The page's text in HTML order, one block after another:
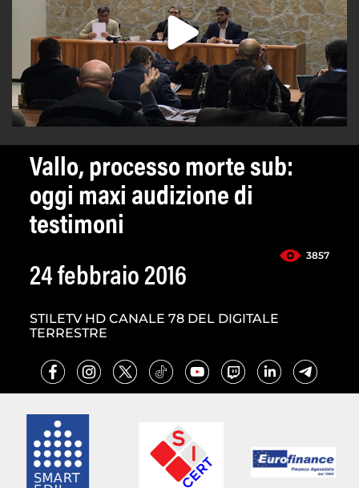
Vallo, processo morte sub:
oggi maxi audizione di
testimoni
3857
24 febbraio 2016
STILETV HD CANALE 78 DEL DIGITALE
TERRESTRE